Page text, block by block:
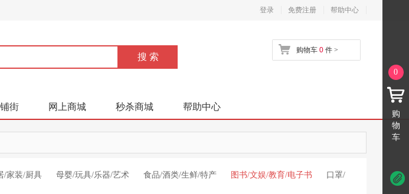
登录 免费注册 帮助中心
购物车 0 件 >
街 网上商城 秒杀商城 帮助中心
/家装/厨具 母婴/玩具/乐器/艺术 食品/酒类/生鲜/特产 图书/文娱/教育/电子书
口罩/
0
购
物
车